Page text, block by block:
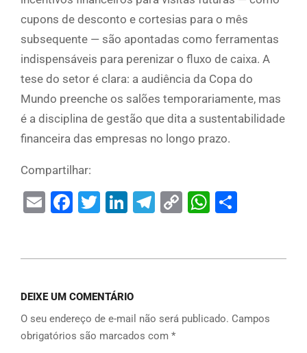
cupons de desconto e cortesias para o mês
subsequente — são apontadas como ferramentas
indispensáveis para perenizar o fluxo de caixa. A
tese do setor é clara: a audiência da Copa do
Mundo preenche os salões temporariamente, mas
é a disciplina de gestão que dita a sustentabilidade
financeira das empresas no longo prazo.
Compartilhar:
EmailFacebook
Twitter
LinkedIn
Telegram
Copy
DEIXE UM COMENTÁRIO
O seu endereço de e-mail não será publicado. Campos
obrigatórios são marcados com *